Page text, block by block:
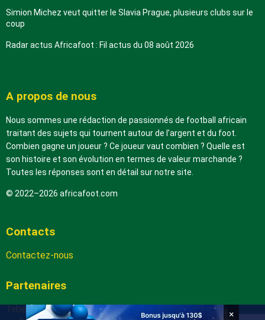
Simion Michez veut quitter le Slavia Prague, plusieurs clubs sur le
coup
Radar actus Africafoot : Fil actus du 08 août 2026
A propos de nous
Nous sommes une rédaction de passionnés de football africain
traitant des sujets qui tournent autour de l’argent et du foot.
Combien gagne un joueur ? Ce joueur vaut combien ? Quelle est
son histoire et son évolution en termes de valeur marchande ?
Toutes les réponses sont en détail sur notre site.
© 2022–2026 africafoot.com
Contacts
Contactez-nous
Partenaires
1xbetapk.africafoot.com
×